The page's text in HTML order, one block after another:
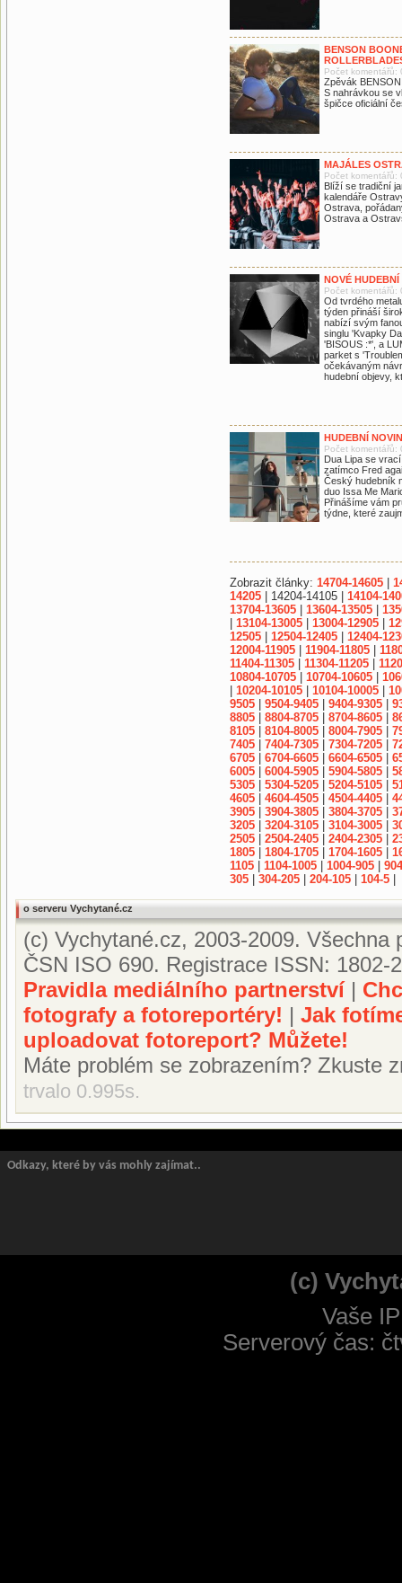
BENSON
Počet komentářů:
Zpěvák
S nahrávkou se
špičce oficiální
MAJÁLES
Počet komentářů:
Blíží se tradiční
kalendáře
Ostrava,
Ostrava a
NOVÉ
Počet komentářů:
Od tvrdého
týden přináší
nabízí svým
singlu 'Kvapky
'BISOUS :*', a
parket s
očekávaným
hudební objevy,
HUDEBNÍ
Počet komentářů:
Dua Lipa se
zatímco Fred
Český hudebník
duo Issa Me
Přinášíme vám
týdne, které
Zobrazit články: 14704-14605
14205 | 14204-14105 | 14104-
13704-13605
13604-13505
13104-13005 13004-12905
12505
12504-12405
12404-
12004-11905
11904-11805
11404-11305
11304-11205
10804-10705
10704-10605
10204-10105 10104-10005
9505
9504-9405 9404-9305
8805
8804-8705 8704-8605
8105
8104-8005 8004-7905
7405
7404-7305 7304-7205
6705
6704-6605 6604-6505
6005
6004-5905 5904-5805
5305
5304-5205 5204-5105
4605
4604-4505 4504-4405
3905
3904-3805 3804-3705
3205
3204-3105 3104-3005
2505
2504-2405 2404-2305
1805
1804-1705 1704-1605
1105
1104-1005 1004-905
305
304-205 204-105 104-5
o serveru Vychytané.cz
(c) Vychytané.cz, 2003-2009.
ČSN ISO 690. Registrace ISSN: 1802-
Pravidla mediálního partnerství|
fotografy a fotoreportéry! | Jak
uploadovat fotoreport? Můžete!
Máte problém se zobrazením? Zkuste
trvalo 0.995s.
Odkazy, které by vás mohly zajímat..
(c)
Vaše
Serverový čas: